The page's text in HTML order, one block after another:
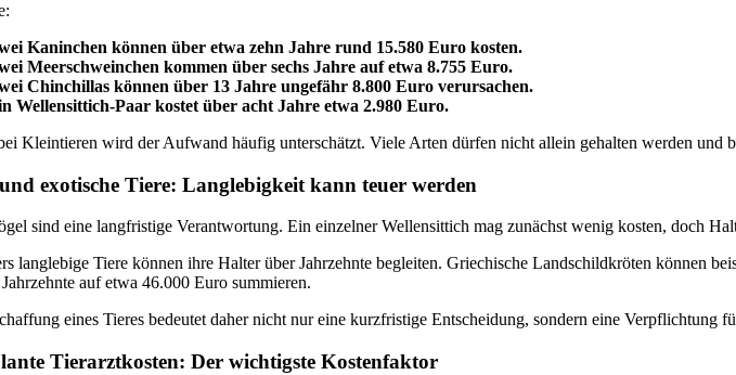
Kaninchen können über etwa zehn Jahre rund 15.580 Euro kosten.
Meerschweinchen kommen über sechs Jahre auf etwa 8.755 Euro.
Chinchillas können über 13 Jahre ungefähr 8.800 Euro verursachen.
Wellensittich-Paar kostet über acht Jahre etwa 2.980 Euro.
Kleintieren wird der Aufwand häufig unterschätzt. Viele Arten dürfen nicht allein gehalten werden und
exotische Tiere: Langlebigkeit kann teuer werden
sind eine langfristige Verantwortung. Ein einzelner Wellensittich mag zunächst wenig kosten, doch
langlebige Tiere können ihre Halter über Jahrzehnte begleiten. Griechische Landschildkröten können
auf etwa 46.000 Euro summieren.
eines Tieres bedeutet daher nicht nur eine kurzfristige Entscheidung, sondern eine Verpflichtung
Tierarztkosten: Der wichtigste Kostenfaktor